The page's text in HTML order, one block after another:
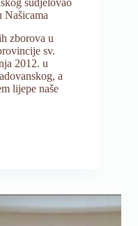
sudjelovao
Našicama
zborova u
sv.
2012. u
a
lijepe naše